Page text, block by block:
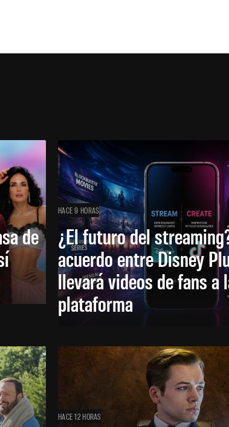
de
HACE 9 HORAS
¿El futuro del
acuerdo entre Disney
llevará videos de fans a
plataforma
HACE 12 HORAS